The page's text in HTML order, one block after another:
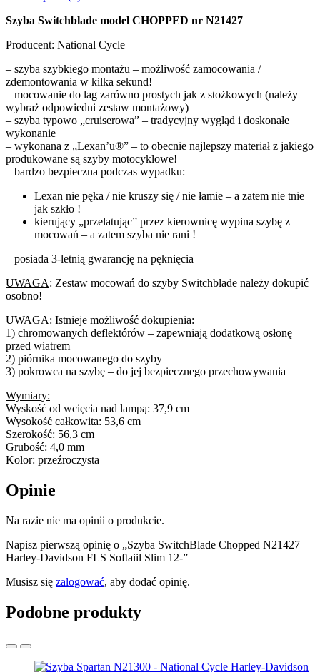
Szyba Switchblade model CHOPPED nr N21427
Producent: National Cycle
– szyba szybkiego montażu – możliwość zamocowania /
zdemontowania w kilka sekund!
– mocowanie do lag zarówno prostych jak z stożkowych (należy
wybraż odpowiedni zestaw montażowy)
– szyba typowo „cruiserowa” – tradycyjny wygląd i doskonałe
wykonanie
– wykonana z „Lexan’u®” – to obecnie najlepszy materiał z jakiego
produkowane są szyby motocyklowe!
– bardzo bezpieczna podczas wypadku:
Lexan nie pęka / nie kruszy się / nie łamie – a zatem nie tnie
jak szkło !
kierujący „przelatując” przez kierownicę wypina szybę z
mocowań – a zatem szyba nie rani !
– posiada 3-letnią gwarancję na pęknięcia
UWAGA: Zestaw mocowań do szyby Switchblade należy dokupić
osobno!
UWAGA: Istnieje możliwość dokupienia:
1) chromowanych deflektórów – zapewniają dodatkową osłonę
przed wiatrem
2) piórnika mocowanego do szyby
3) pokrowca na szybę – do jej bezpiecznego przechowywania
Wymiary:
Wyskość od wcięcia nad lampą: 37,9 cm
Wysokość całkowita: 53,6 cm
Szerokość: 56,3 cm
Grubość: 4,0 mm
Kolor: przeźroczysta
Opinie
Na razie nie ma opinii o produkcie.
Napisz pierwszą opinię o „Szyba SwitchBlade Chopped N21427
Harley-Davidson FLS Softaiil Slim 12-”
Musisz się zalogować, aby dodać opinię.
Podobne produkty